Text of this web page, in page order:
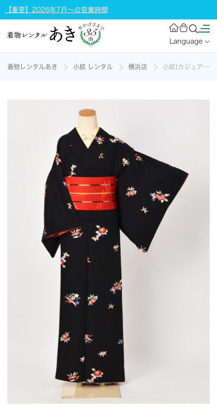
【重要】2026年7月～の営業時間
Language
着物レンタルあき 小紋 レンタル 横浜店 小紋(カジュアル・黒)の着物レンタル